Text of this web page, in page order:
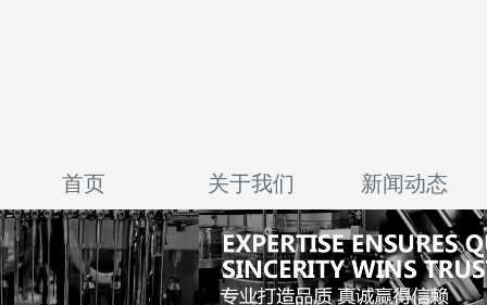
首页 关于我们 新闻动态